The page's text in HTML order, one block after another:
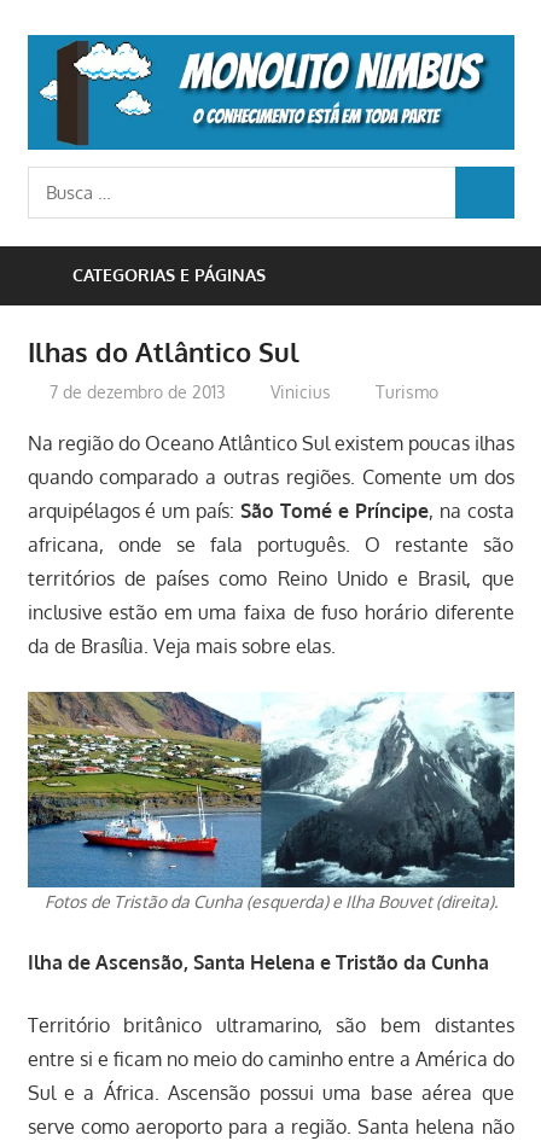
content
o
conhecimento
Busca
para:
CATEGORIAS E PÁGINAS
Ilhas do Atlântico Sul
7 de dezembro de 2013 Vinicius Turismo
Na região do Oceano Atlântico Sul existem poucas ilhas
quando comparado a outras regiões. Comente um dos
arquipélagos é um país:São Tomé e Príncipe, na costa
africana, onde se fala português. O restante são
territórios de países como Reino Unido e Brasil, que
inclusive estão em uma faixa de fuso horário diferente
da de Brasília. Veja mais sobre elas.
Fotos de Tristão da Cunha (esquerda) e Ilha Bouvet (direita).
Ilha de Ascensão, Santa Helena e Tristão da Cunha
Território britânico ultramarino, são bem distantes
entre si e ficam no meio do caminho entre a América do
Sul e a África. Ascensão possui uma base aérea que
serve como aeroporto para a região. Santa helena não